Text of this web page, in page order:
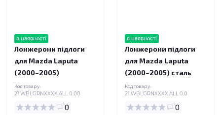
в наявності
Лонжерони підлоги
для Mazda Laputa
(2000–2005)
Код товару:
21.WBLGRNXXXX.ALL.0.00
0
в наявності
Лонжерони підлоги
для Mazda Laputa
(2000–2005) сталь
Код товару:
21.WBLGRNXXXX.ALL.0.0
0